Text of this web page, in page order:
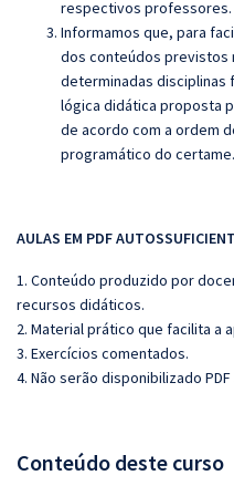
respectivos professores.
Informamos que, para
dos conteúdos previstos
determinadas disciplinas
lógica didática proposta
de acordo com a ordem
programático do certame.
AULAS EM PDF
1. Conteúdo produzido por
recursos didáticos.
2. Material prático que facilita a
3. Exercícios comentados.
4. Não serão disponibilizado
Conteúdo deste curso